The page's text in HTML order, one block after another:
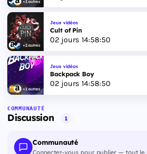
+2 autres
+2 autres
Jeux vidéos
Cult of Pin
02jours 14:58:49
+2 autres
Jeux vidéos
Backpack Boy
02jours 14:58:49
COMMUNAUTÉ
Discussion 1
Communauté
Connectez-vous pour publier — tout le